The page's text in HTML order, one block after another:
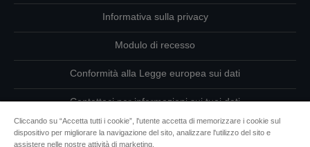
Informativa sulla privacy
Modulo di recesso
Conformità alla Legge europea sui dati
Contattaci per informazioni sui tuoi dati
Informazioni sui cookie
Cliccando su “Accetta tutti i cookie”, l'utente accetta di memorizzare i cookie sul
dispositivo per migliorare la navigazione del sito, analizzare l'utilizzo del sito e
assistere nelle nostre attività di marketing.